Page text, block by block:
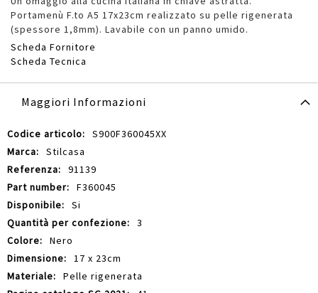
Portamenù F.to A5 17x23cm realizzato su pelle rigenerata
(spessore 1,8mm). Lavabile con un panno umido.
Scheda Fornitore
Scheda Tecnica
Maggiori Informazioni
Maggiori
Informazioni
S900F360045XX
Stilcasa
91139
F360045
Si
3
Nero
17 x 23cm
Pelle rigenerata